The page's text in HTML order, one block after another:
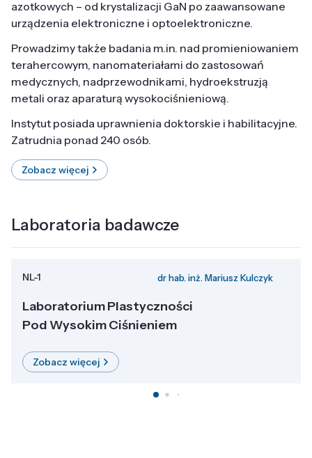
azotkowych – od krystalizacji GaN po zaawansowane
urządzenia elektroniczne i optoelektroniczne.
Prowadzimy także badania m.in. nad promieniowaniem
terahercowym, nanomateriałami do zastosowań
medycznych, nadprzewodnikami, hydroekstruzją
metali oraz aparaturą wysokociśnieniową.
Instytut posiada uprawnienia doktorskie i habilitacyjne.
Zatrudnia ponad 240 osób.
Zobacz więcej
Laboratoria badawcze
NL-1 dr hab. inż. Mariusz Kulczyk
Laboratorium Plastyczności
Pod Wysokim Ciśnieniem
Zobacz więcej